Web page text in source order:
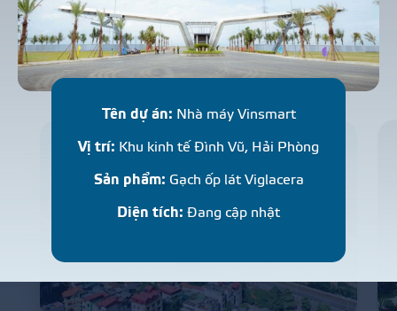
RESIDENTIAL
Tên dự án: Nhà máy Vinsmart
Vị trí: Khu kinh tế Đình Vũ, Hải Phòng
Sản phẩm: Gạch ốp lát Viglacera
Diện tích: Đang cập nhật